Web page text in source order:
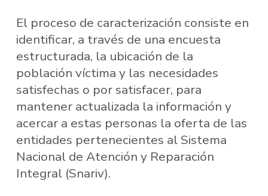
El proceso de caracterización consiste en
identificar, a través de una encuesta
estructurada, la ubicación de la
población víctima y las necesidades
satisfechas o por satisfacer, para
mantener actualizada la información y
acercar a estas personas la oferta de las
entidades pertenecientes al Sistema
Nacional de Atención y Reparación
Integral (Snariv).